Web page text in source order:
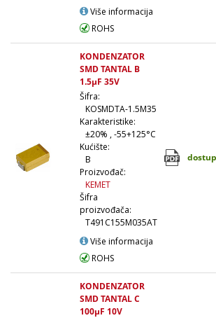
Više informacija
ROHS
KONDENZATOR
SMD TANTAL B
1.5µF 35V
Šifra:
KOSMDTA-1.5M35
Karakteristike:
±20% , -55+125°C
Kućište:
B
Proizvođač:
KEMET
Šifra
proizvođača:
T491C155M035AT
Više informacija
ROHS
KONDENZATOR
SMD TANTAL C
100µF 10V